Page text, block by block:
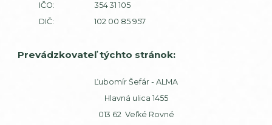
IČO: 354 31 105
DIČ: 102 00 85 957
Prevádzkovateľ týchto stránok:
Ľubomír Šefár - ALMA
Hlavná ulica 1455
013 62 Veľké Rovné